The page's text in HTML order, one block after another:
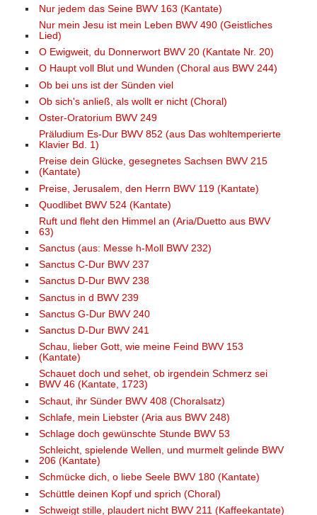
Nur jedem das Seine BWV 163 (Kantate)
Nur mein Jesu ist mein Leben BWV 490 (Geistliches
Lied)
O Ewigweit, du Donnerwort BWV 20 (Kantate Nr. 20)
O Haupt voll Blut und Wunden (Choral aus BWV 244)
Ob bei uns ist der Sünden viel
Ob sich's anließ, als wollt er nicht (Choral)
Oster-Oratorium BWV 249
Präludium Es-Dur BWV 852 (aus Das wohltemperierte
Klavier Bd. 1)
Preise dein Glücke, gesegnetes Sachsen BWV 215
(Kantate)
Preise, Jerusalem, den Herrn BWV 119 (Kantate)
Quodlibet BWV 524 (Kantate)
Ruft und fleht den Himmel an (Aria/Duetto aus BWV
63)
Sanctus (aus: Messe h-Moll BWV 232)
Sanctus C-Dur BWV 237
Sanctus D-Dur BWV 238
Sanctus in d BWV 239
Sanctus G-Dur BWV 240
Sanctus D-Dur BWV 241
Schau, lieber Gott, wie meine Feind BWV 153
(Kantate)
Schauet doch und sehet, ob irgendein Schmerz sei
BWV 46 (Kantate, 1723)
Schaut, ihr Sünder BWV 408 (Choralsatz)
Schlafe, mein Liebster (Aria aus BWV 248)
Schlage doch gewünschte Stunde BWV 53
Schleicht, spielende Wellen, und murmelt gelinde BWV
206 (Kantate)
Schmücke dich, o liebe Seele BWV 180 (Kantate)
Schüttle deinen Kopf und sprich (Choral)
Schweigt stille, plaudert nicht BWV 211 (Kaffeekantate)